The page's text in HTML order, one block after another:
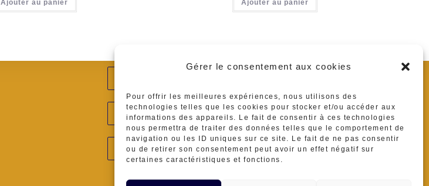
Gérer le consentement aux cookies
Pour offrir les meilleures expériences, nous utilisons des
technologies telles que les cookies pour stocker et/ou accéder aux
informations des appareils. Le fait de consentir à ces technologies
nous permettra de traiter des données telles que le comportement de
navigation ou les ID uniques sur ce site. Le fait de ne pas consentir
ou de retirer son consentement peut avoir un effet négatif sur
certaines caractéristiques et fonctions.
Ajouter au panier Ajouter au panier
Téléphone :
0629416839
S’ouvre
dans
E-mail :
ateliermineraux@gmail.comS’ouvre
dans